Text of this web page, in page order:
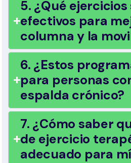
5. ¿Qué ejercicios
efectivos para
columna y la
6. ¿Estos
para personas
espalda crónico?
7. ¿Cómo saber
de ejercicio
adecuado para